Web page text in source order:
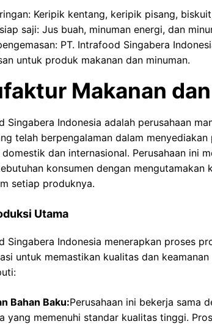
Keripik kentang, keripik pisang,
saji: Jus buah, minuman energi, dan
PT. Intrafood Singabera
untuk produk makanan dan minuman.
Makanan
Singabera Indonesia adalah perusahaan
telah berpengalaman dalam
dan internasional. Perusahaan ini
konsumen dengan mengutamakan
setiap produknya.
Utama
Singabera Indonesia menerapkan proses
untuk memastikan kualitas dan
Bahan Baku:Perusahaan ini bekerja sama
yang memenuhi standar kualitas tinggi.